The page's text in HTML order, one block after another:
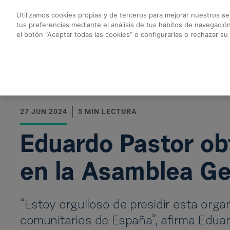
Eduardo Pastor
27 JUN 2024 5 MIN LECTURA
Eduardo Pastor
en la Asamblea
“Estoy orgulloso de presidir esta
comunitarios de España”, afirma
Utilizamos cookies propias y de terceros para mejorar nuestros
tus preferencias mediante el análisis de tus hábitos de
el botón “Aceptar todas las cookies” o configurarlas o rechazar su